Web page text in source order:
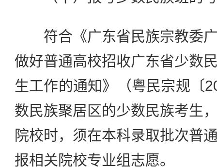
符合《广东省民族宗教委广
做好普通高校招收广东省少数
生工作的通知》（粤民宗规〔
数民族聚居区的少数民族考生
院校时，须在本科录取批次普
报相关院校专业组志愿。